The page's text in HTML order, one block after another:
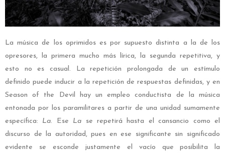
La música de los oprimidos es por supuesto distinta a la de los
opresores, la primera mucho más lírica, la segunda repetitiva, y
esto no es casual. La repetición prolongada de un estímulo
definido puede inducir a la repetición de respuestas definidas, y en
Season of the Devil hay un empleo conductista de la música
entonada por los paramilitares a partir de una unidad sumamente
específica: La. Ese La se repetirá hasta el cansancio como el
discurso de la autoridad, pues en ese significante sin significado
evidente se esconde justamente el vacío que posibilita la